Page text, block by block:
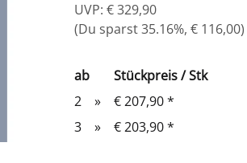
UVP: € 329,90
(Du sparst35.16%, € 116,00)
ab
Stückpreis / Stk
2
» € 207,90*
3
» € 203,90*